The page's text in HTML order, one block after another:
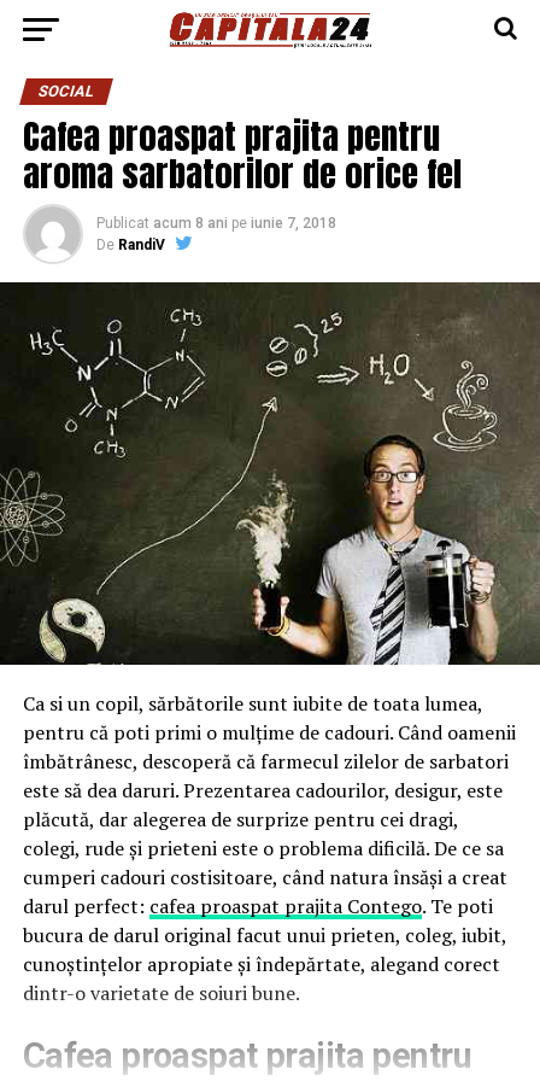
SOCIAL
Cafea proaspat prajita pentru
aroma sarbatorilor de orice fel
Publicat acum 8 ani pe iunie 7, 2018
De RandiV
Ca si un copil, sărbătorile sunt iubite de toata lumea,
pentru că poti primi o mulțime de cadouri. Când oamenii
îmbătrânesc, descoperă că farmecul zilelor de sarbatori
este să dea daruri.Prezentarea cadourilor, desigur, este
plăcută, dar alegerea de surprize pentru cei dragi,
colegi, rude și prieteni este o problema dificilă. De ce sa
cumperi cadouri costisitoare, când natura însăși a creat
darul perfect: cafea proaspat prajita Contego. Te poti
bucura de darul original facut unui prieten, coleg, iubit,
cunoștințelor apropiate și îndepărtate, alegand corect
dintr-o varietate de soiuri bune.
Cafea proaspat prajita pentru